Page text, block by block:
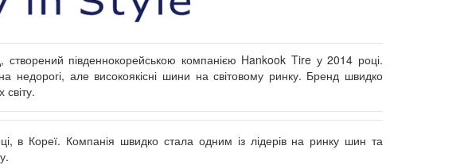
південнокорейською компанією Hankook Tire у 2014 році.
недорогі, але високоякісні шини на світовому ринку. Бренд швидко
світу.
в Кореї. Компанія швидко стала одним із лідерів на ринку шин та